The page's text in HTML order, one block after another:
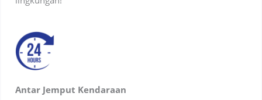
Antar Jemput Kendaraan